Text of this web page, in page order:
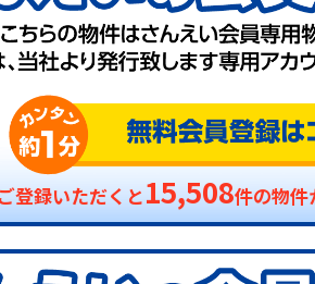
ご登録いただくと15,508件の物件